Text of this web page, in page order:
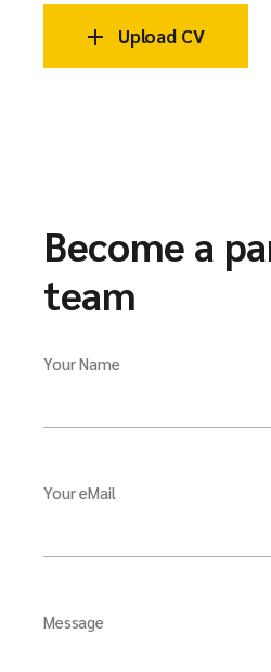
Upload CV
Become a
team
Your Name
Your eMail
Message